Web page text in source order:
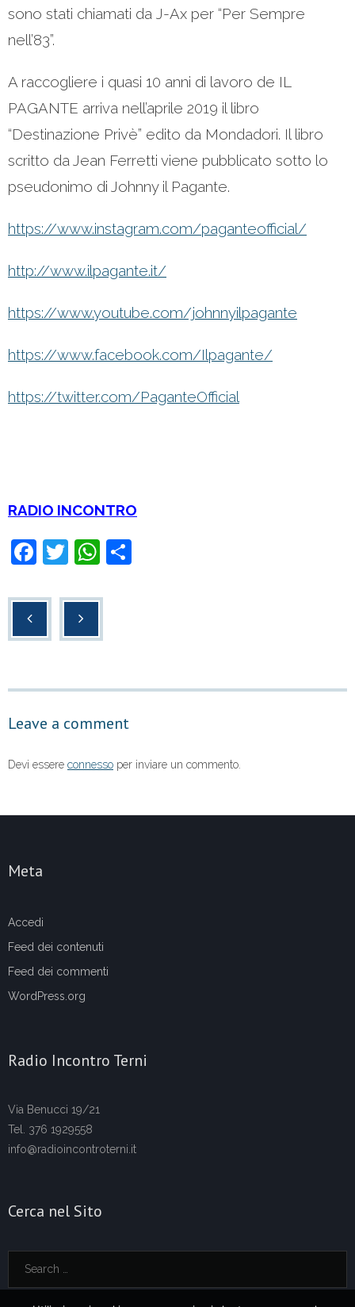
sono stati chiamati da J-Ax per “Per Sempre
nell’83”.
A raccogliere i quasi 10 anni di lavoro de IL
PAGANTE arriva nell’aprile 2019 il libro
“Destinazione Privè” edito da Mondadori. Il libro
scritto da Jean Ferretti viene pubblicato sotto lo
pseudonimo di Johnny il Pagante.
https://www.instagram.com/paganteofficial/
http://www.ilpagante.it/
https://www.youtube.com/johnnyilpagante
https://www.facebook.com/Ilpagante/
https://twitter.com/PaganteOfficial
RADIO INCONTRO
F
c
k
T
tt
er
W
at
Leave a comment
Devi essere connesso per inviare un commento.
Meta
Accedi
Feed dei contenuti
Feed dei commenti
WordPress.org
Radio Incontro Terni
Via Benucci 19/21
Tel. 376 1929558
info@radioincontroterni.it
Cerca nel Sito